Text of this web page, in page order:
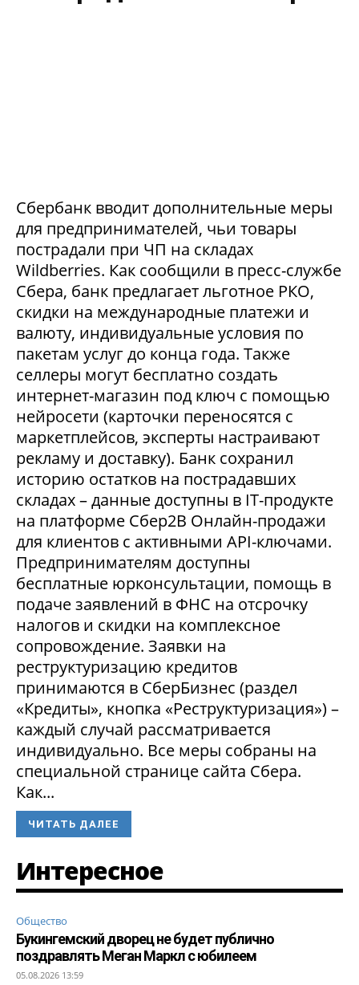
Сбербанк вводит дополнительные меры
для предпринимателей, чьи товары
пострадали при ЧП на складах
Wildberries. Как сообщили в пресс-службе
Сбера, банк предлагает льготное РКО,
скидки на международные платежи и
валюту, индивидуальные условия по
пакетам услуг до конца года. Также
селлеры могут бесплатно создать
интернет-магазин под ключ с помощью
нейросети (карточки переносятся с
маркетплейсов, эксперты настраивают
рекламу и доставку). Банк сохранил
историю остатков на пострадавших
складах – данные доступны в IT-продукте
на платформе Сбер2В Онлайн-продажи
для клиентов с активными API-ключами.
Предпринимателям доступны
бесплатные юрконсультации, помощь в
подаче заявлений в ФНС на отсрочку
налогов и скидки на комплексное
сопровождение. Заявки на
реструктуризацию кредитов
принимаются в СберБизнес (раздел
«Кредиты», кнопка «Реструктуризация») –
каждый случай рассматривается
индивидуально. Все меры собраны на
специальной странице сайта Сбера.
Как...
ЧИТАТЬ ДАЛЕЕ
Интересное
Общество
Букингемский дворец не будет публично
поздравлять Меган Маркл с юбилеем
05.08.2026 13:59